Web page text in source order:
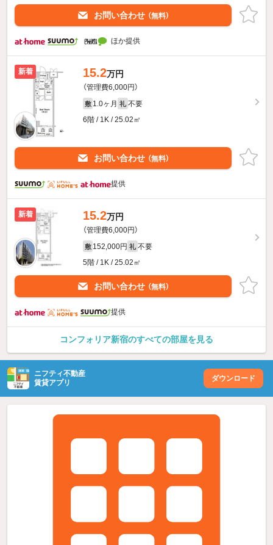
お問い合わせ （無料）
ほか提供
新着 15.2万円
（管理費6,000円）
敷 1.0ヶ月 礼 不要
6階 / 1K / 25.02㎡
お問い合わせ （無料）
提供
新着 15.2万円
（管理費6,000円）
敷 152,000円 礼 不要
5階 / 1K / 25.02㎡
お問い合わせ （無料）
提供
コンフォリア新宿のすべての部屋を見る
ニフティ不動産
賃貸アプリ
ダウンロード